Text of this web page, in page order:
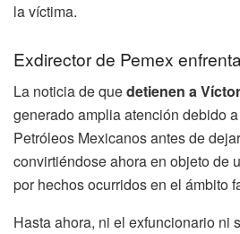
la víctima.
Exdirector de Pemex
La noticia de quedetienen a
generado amplia atención debido
Petróleos Mexicanos antes de
convirtiéndose ahora en objeto de
por hechos ocurridos en el ámbito
Hasta ahora, ni el exfuncionario ni